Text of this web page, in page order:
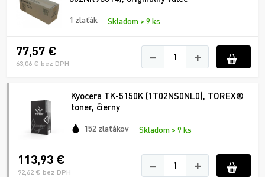
1 zlaťák Skladom > 9 ks
77,57 €
63,06 € bez DPH − +
Kyocera TK-5150K (1T02NS0NL0), TOREX®
toner, čierny
152 zlaťákov Skladom > 9 ks
113,93 €
92,62 € bez DPH − +